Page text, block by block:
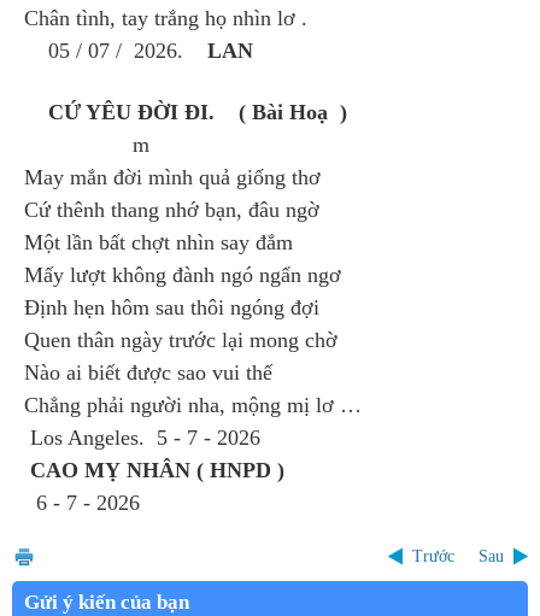
Chân tình, tay trắng họ nhìn lơ .
05 / 07 / 2026.
LAN
CỨ YÊU ĐỜI ĐI. ( Bài Hoạ )
m
May mắn đời mình quả giống thơ
Cứ thênh thang nhớ bạn, đâu ngờ
Một lần bất chợt nhìn say đắm
Mấy lượt không đành ngó ngẩn ngơ
Định hẹn hôm sau thôi ngóng đợi
Quen thân ngày trước lại mong chờ
Nào ai biết được sao vui thế
Chẳng phải người nha, mộng mị lơ …
Los Angeles. 5 - 7 - 2026
CAO MỴ NHÂN ( HNPD )
6 - 7 - 2026
Trước Sau
Gửi ý kiến của bạn